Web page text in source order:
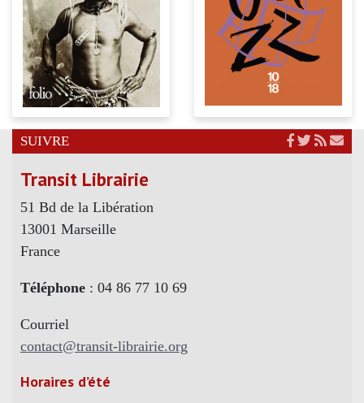
SUIVRE
Transit Librairie
51 Bd de la Libération
13001 Marseille
France
Téléphone : 04 86 77 10 69
Courriel
contact@transit-librairie.org
Horaires d’été